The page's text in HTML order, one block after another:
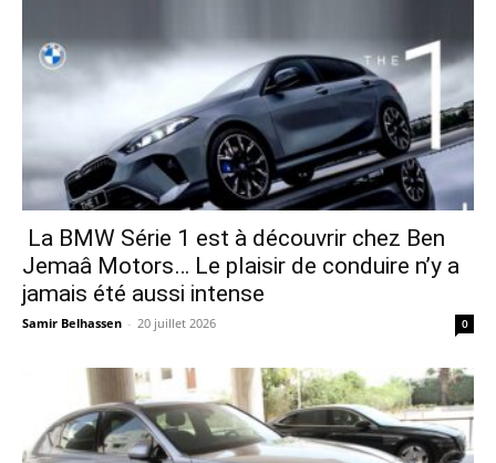
La BMW Série 1 est à découvrir chez Ben
Jemaâ Motors… Le plaisir de conduire n’y a
jamais été aussi intense
Samir Belhassen - 20 juillet 2026 0